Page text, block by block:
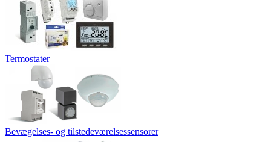
Termostater
Bevægelses- og tilstedeværelsessensorer